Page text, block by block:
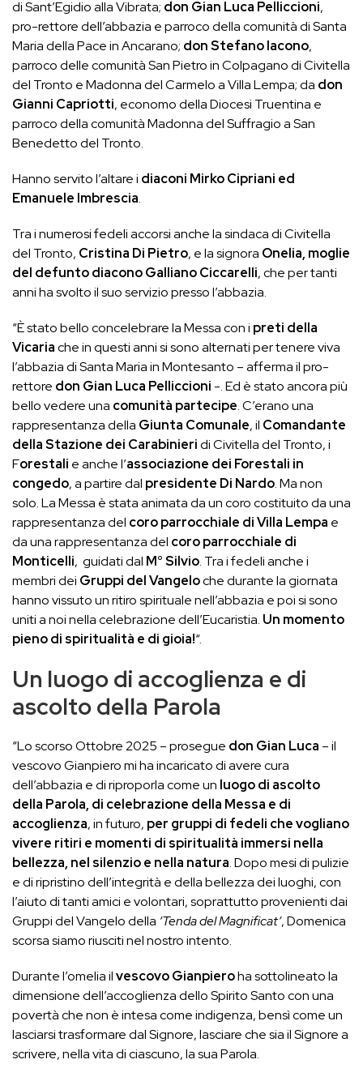
di Sant’Egidio alla Vibrata; don Gian Luca Pelliccioni,
pro-rettore dell’abbazia e parroco della comunità di Santa
Maria della Pace in Ancarano; don Stefano Iacono,
parroco delle comunità San Pietro in Colpagano di Civitella
del Tronto e Madonna del Carmelo a Villa Lempa; da don
Gianni Capriotti, economo della Diocesi Truentina e
parroco della comunità Madonna del Suffragio a San
Benedetto del Tronto.
Hanno servito l’altare i diaconi Mirko Cipriani ed
Emanuele Imbrescia.
Tra i numerosi fedeli accorsi anche la sindaca di Civitella
del Tronto, Cristina Di Pietro, e la signora Onelia, moglie
del defunto diacono Galliano Ciccarelli, che per tanti
anni ha svolto il suo servizio presso l’abbazia.
“È stato bello concelebrare la Messa con i preti della
Vicariache in questi anni si sono alternati per tenere viva
l’abbazia di Santa Maria in Montesanto – afferma il pro-
rettore don Gian Luca Pelliccioni -. Ed è stato ancora più
bello vedere una comunità partecipe. C’erano una
rappresentanza della Giunta Comunale, il Comandante
della Stazione dei Carabinieridi Civitella del Tronto, i
Forestali e anche l’associazione dei Forestali in
congedo, a partire dal presidente Di Nardo. Ma non
solo. La Messa è stata animata da un coro costituito da una
rappresentanza del coro parrocchiale di Villa Lempa e
da una rappresentanza del coro parrocchiale di
Monticelli, guidati dal M° Silvio. Tra i fedeli anche i
membri dei Gruppi del Vangeloche durante la giornata
hanno vissuto un ritiro spirituale nell’abbazia e poi si sono
uniti a noi nella celebrazione dell’Eucaristia. Un momento
pieno di spiritualità e di gioia!“.
Un luogo di accoglienza e di
ascolto della Parola
“Lo scorso Ottobre 2025 – prosegue don Gian Luca – il
vescovo Gianpiero mi ha incaricato di avere cura
dell’abbazia e di riproporla come un luogo di ascolto
della Parola, di celebrazione della Messa e di
accoglienza, in futuro, per gruppi di fedeli che vogliano
vivere ritiri e momenti di spiritualità immersi nella
bellezza, nel silenzio e nella natura. Dopo mesi di pulizie
e di ripristino dell’integrità e della bellezza dei luoghi, con
l’aiuto di tanti amici e volontari, soprattutto provenienti dai
Gruppi del Vangelo della ‘Tenda del Magnificat’, Domenica
scorsa siamo riusciti nel nostro intento.
Durante l’omelia ilvescovo Gianpieroha sottolineato la
dimensione dell’accoglienza dello Spirito Santo con una
povertà che non è intesa come indigenza, bensì come un
lasciarsi trasformare dal Signore, lasciare che sia il Signore a
scrivere, nella vita di ciascuno, la sua Parola.